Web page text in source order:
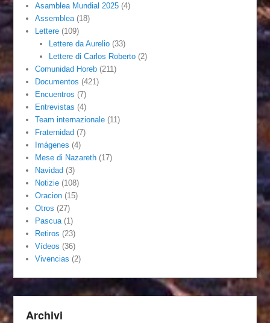
Asamblea Mundial 2025 (4)
Assemblea (18)
Lettere (109)
Lettere da Aurelio(33)
Lettere di Carlos Roberto(2)
Comunidad Horeb (211)
Documentos (421)
Encuentros (7)
Entrevistas (4)
Team internazionale (11)
Fraternidad (7)
Imágenes (4)
Mese di Nazareth (17)
Navidad (3)
Notizie (108)
Oracion (15)
Otros (27)
Pascua (1)
Retiros (23)
Vídeos (36)
Vivencias (2)
Archivi